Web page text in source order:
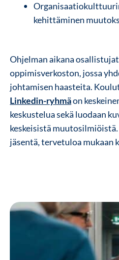
kehittäminen
Ohjelman aikana
oppimisverkoston, jossa
johtamisen haasteita.
Linkedin-ryhmäon
keskustelua sekä luodaan
keskeisistä
jäsentä, tervetuloa mukaan